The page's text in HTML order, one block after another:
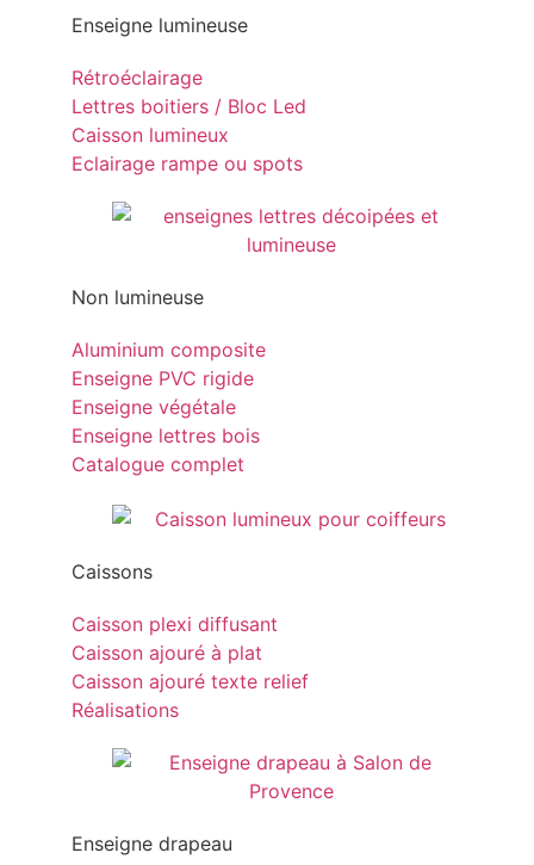
Enseigne lumineuse
Rétroéclairage
Lettres boitiers / Bloc Led
Caisson lumineux
Eclairage rampe ou spots
Non lumineuse
Aluminium composite
Enseigne PVC rigide
Enseigne végétale
Enseigne lettres bois
Catalogue complet
Caissons
Caisson plexi diffusant
Caisson ajouré à plat
Caisson ajouré texte relief
Réalisations
Enseigne drapeau